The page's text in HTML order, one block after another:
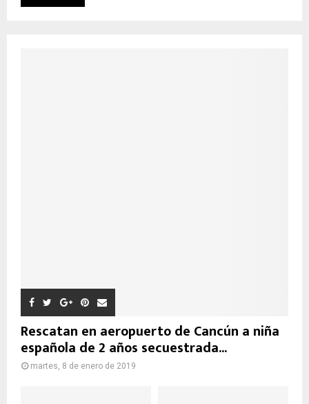
Rescatan en aeropuerto de Cancún a niña
española de 2 años secuestrada...
martes, 8 de enero de 2019